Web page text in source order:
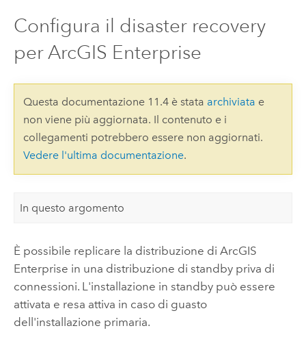
Configura il disaster recovery
per ArcGIS Enterprise
Questa documentazione 11.4 è stata archiviata e
non viene più aggiornata. Il contenuto e i
collegamenti potrebbero essere non aggiornati.
Vedere l'ultima documentazione.
In questo argomento
È possibile replicare la distribuzione di ArcGIS
Enterprise in una distribuzione di standby priva di
connessioni. L'installazione in standby può essere
attivata e resa attiva in caso di guasto
dell'installazione primaria.